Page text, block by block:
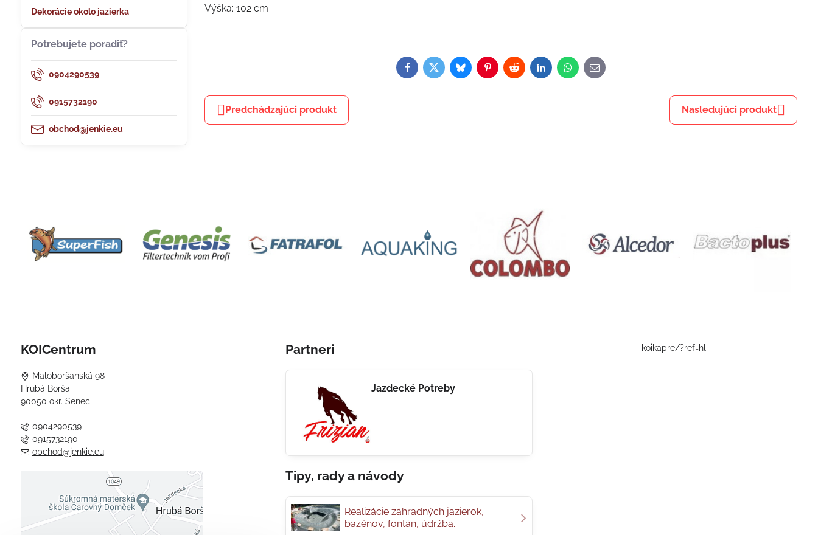
Výška: 102 cm
Facebook
TwitterBlueskyPinterestRedditLinkedInWhatsApp
E-
mail
Predchádzajúci produkt Nasledujúci produkt
Dekorácie okolo jazierka
Potrebujete poradiť?
0904290539
0915732190
obchod@jenkie.eu
KOICentrum
Maloboršanská 98
Hrubá Borša
90050 okr. Senec
0904290539
0915732190
obchod@jenkie.eu
Externý obsah je blokovaný
Voľbami súkromia
Partneri
Jazdecké Potreby
Tipy, rady a návody
Realizácie záhradných jazierok,
bazénov, fontán, údržba...
koikapre/?ref=hl